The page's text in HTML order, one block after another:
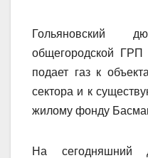
Гольяновский
общегородской
подает газ к
сектора и к
жилому фонду
На сегодняшний